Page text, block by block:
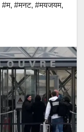
#म, #मनट, #मयजयम,